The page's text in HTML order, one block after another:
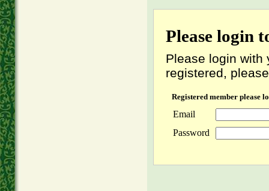
Please login
Please login with
registered,
Registered member please
Email
Password